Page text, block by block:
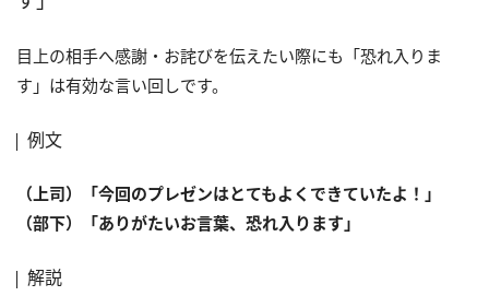
目上の相手へ感謝・お詫びを伝えたい際にも「恐れ入りま
す」は有効な言い回しです。
例文
（上司）「今回のプレゼンはとてもよくできていたよ！」
（部下）「ありがたいお言葉、恐れ入ります」
解説